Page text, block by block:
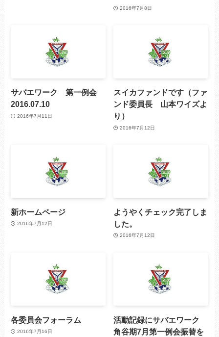
2016年7月8日
サバエワーク 第一例会
2016.07.10
2016年7月11日
スイカファンドです（ファ
ンド委員長 山本ワイズよ
り）
2016年7月12日
新ホームページ
2016年7月12日
ようやくチェック完了しま
した。
2016年7月12日
各委員会フォーラム
2016年7月16日
活動記録にサバエワーク
角谷期7月第一例会振替を